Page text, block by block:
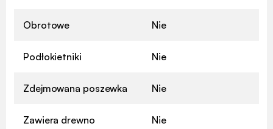
Obrotowe Nie
Podłokietniki Nie
Zdejmowana poszewka Nie
Zawiera drewno Nie